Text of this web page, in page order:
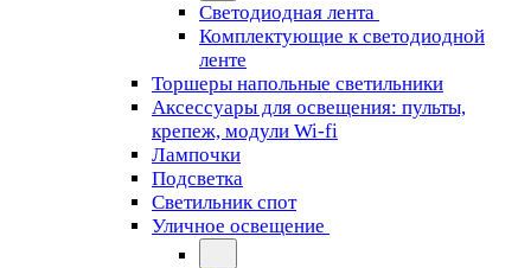
Светодиодная лента
Комплектующие к светодиодной
ленте
Торшеры напольные светильники
Аксессуары для освещения: пульты,
крепеж, модули Wi-fi
Лампочки
Подсветка
Светильник спот
Уличное освещение